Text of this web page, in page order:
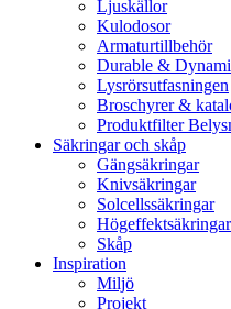
Ljuskällor
Kulodosor
Armaturtillbehör
Durable &
Lysrörsutfasningen
Broschyrer &
Produktfilter
Säkringar och skåp
Gängsäkringar
Knivsäkringar
Solcellssäkringar
Högeffektsäkringar
Skåp
Inspiration
Miljö
Projekt